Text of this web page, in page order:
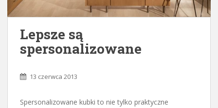
Lepsze są
spersonalizowane
13 czerwca 2013
Spersonalizowane kubki to nie tylko praktyczne